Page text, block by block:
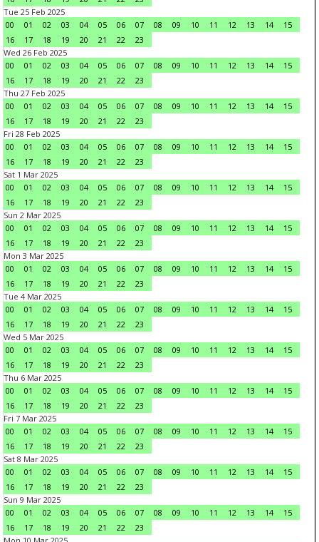
Tue 25 Feb 2025
00
01 02 03 04 05 06 07 08 09 10 11 12 13 14
15
16
17 18 19 20 21 22
23
Wed 26 Feb 2025
00
01 02 03 04 05 06 07 08 09 10 11 12 13 14
15
16
17 18 19 20 21 22
23
Thu 27 Feb 2025
00
01 02 03 04 05 06 07 08 09 10 11 12 13 14
15
16
17 18 19 20 21 22
23
Fri 28 Feb 2025
00
01 02 03 04 05 06 07 08 09 10 11 12 13 14
15
16
17 18 19 20 21 22
23
Sat 1 Mar 2025
00
01 02 03 04 05 06 07 08 09 10 11 12 13 14
15
16
17 18 19 20 21 22
23
Sun 2 Mar 2025
00
01 02 03 04 05 06 07 08 09 10 11 12 13 14
15
16
17 18 19 20 21 22
23
Mon 3 Mar 2025
00
01 02 03 04 05 06 07 08 09 10 11 12 13 14
15
16
17 18 19 20 21 22
23
Tue 4 Mar 2025
00
01 02 03 04 05 06 07 08 09 10 11 12 13 14
15
16
17 18 19 20 21 22
23
Wed 5 Mar 2025
00
01 02 03 04 05 06 07 08 09 10 11 12 13 14
15
16
17 18 19 20 21 22
23
Thu 6 Mar 2025
00
01 02 03 04 05 06 07 08 09 10 11 12 13 14
15
16
17 18 19 20 21 22
23
Fri 7 Mar 2025
00
01 02 03 04 05 06 07 08 09 10 11 12 13 14
15
16
17 18 19 20 21 22
23
Sat 8 Mar 2025
00
01 02 03 04 05 06 07 08 09 10 11 12 13 14
15
16
17 18 19 20 21 22
23
Sun 9 Mar 2025
00
01 02 03 04 05 06 07 08 09 10 11 12 13 14
15
16
17 18 19 20 21 22
23